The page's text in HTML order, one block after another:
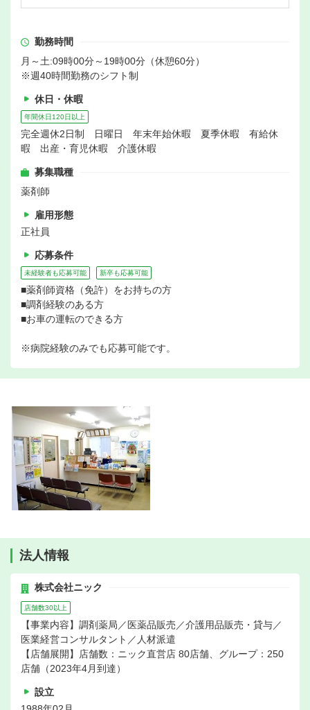
勤務時間
月～土:09時00分～19時00分（休憩60分）
※週40時間勤務のシフト制
休日・休暇
年間休日120日以上
完全週休2日制 日曜日 年末年始休暇 夏季休暇 有給休
暇 出産・育児休暇 介護休暇
募集職種
薬剤師
雇用形態
正社員
応募条件
未経験者も応募可能 新卒も応募可能
■薬剤師資格（免許）をお持ちの方
■調剤経験のある方
■お車の運転のできる方
※病院経験のみでも応募可能です。
法人情報
株式会社ニック
店舗数30以上
【事業内容】調剤薬局／医薬品販売／介護用品販売・貸与／
医業経営コンサルタント／人材派遣
【店舗展開】店舗数：ニック直営店 80店舗、グループ：250
店舗（2023年4月到達）
設立